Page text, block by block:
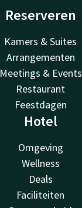
Reserveren
Kamers & Suites
Arrangementen
Meetings & Events
Restaurant
Feestdagen
Hotel
Omgeving
Wellness
Deals
Faciliteiten